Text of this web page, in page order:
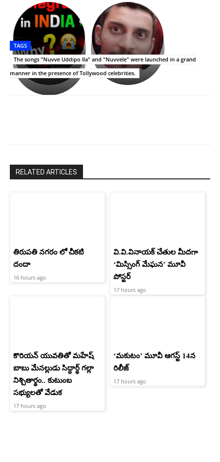
భగవంతుని
ప్రసాదం
తీర్థం..తులసీదళం
లేకుండా
అసంపూర్ణం
కేజీఎఫ్
సినిమాతో
పాన్
ఇండియా
స్టార్
హీరోయిన్‏గా
Upasana:
భర్తపై
రివెంజ్
తీర్చుకున్న
ఉపాసన..
పాపం
రామ్
TAGS
The songs "Nuvve Uddipo Ila" and "Nuvvele" were launched in a grand
manner in the presence of Tollywood celebrities.
RELATED ARTICLES
తిరుపతి నగరం లో చీకటి
దందా
16 hours ago
వి.వి.వినాయక్ చేతుల మీదగా
‘మిస్సింగ్ మేఘన’ మూవీ
పోస్టర్
17 hours ago
కొరియన్ యువతితో మహేష్
బాబు మేనల్లుడు సిద్ధార్థ్ గల్లా
నిశ్చితార్థం.. కుటుంబ
సభ్యులతో వేడుక
17 hours ago
‘మకుటం’ మూవీ ఆగస్ట్ 14న
రిలీజ్
17 hours ago